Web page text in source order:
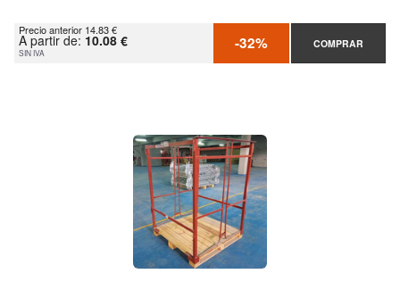
Precio anterior 14.83 €
A partir de: 10.08 €
SIN IVA -32% COMPRAR